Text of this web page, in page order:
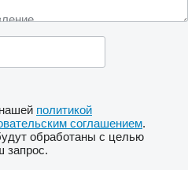
политикой
соглашением.
обработаны с целью
запрос.